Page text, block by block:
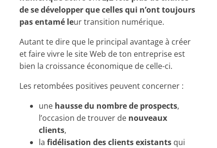
de se développer que celles qui n’ont toujours
pas entamé leur transition numérique.
Autant te dire que le principal avantage à créer
et faire vivre le site Web de ton entreprise est
bien la croissance économique de celle-ci.
Les retombées positives peuvent concerner :
une hausse du nombre de prospects,
l’occasion de trouver de nouveaux
clients,
la fidélisation des clients existants qui